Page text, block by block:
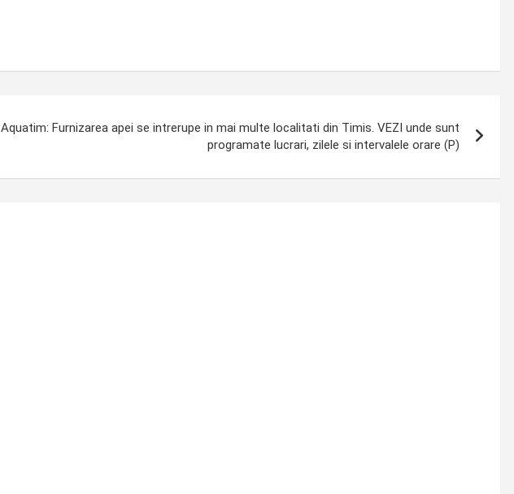
Aquatim: Furnizarea apei se intrerupe in mai multe localitati din Timis. VEZI unde sunt
programate lucrari, zilele si intervalele orare (P)